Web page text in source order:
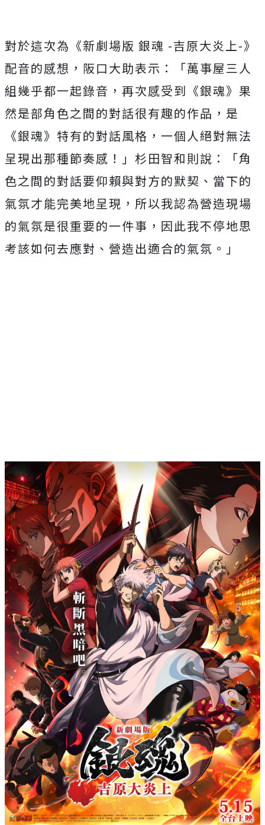
對於這次為《新劇場版 銀魂 -吉原大炎上-》
配音的感想，阪口大助表示：「萬事屋三人
組幾乎都一起錄音，再次感受到《銀魂》果
然是部角色之間的對話很有趣的作品，是
《銀魂》特有的對話風格，一個人絕對無法
呈現出那種節奏感！」杉田智和則說：「角
色之間的對話要仰賴與對方的默契、當下的
氣氛才能完美地呈現，所以我認為營造現場
的氣氛是很重要的一件事，因此我不停地思
考該如何去應對、營造出適合的氣氛。」